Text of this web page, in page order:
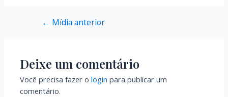
← Mídia anterior
Deixe um comentário
Você precisa fazer ologin para publicar um
comentário.